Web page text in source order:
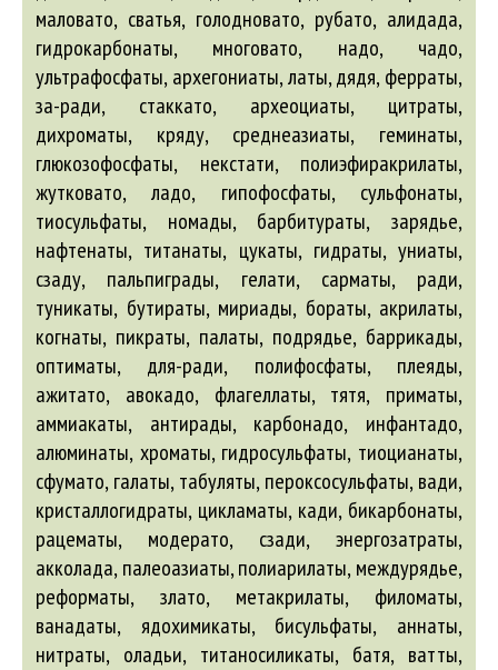
маловато, сватья, голодновато, рубато, алидада,
гидрокарбонаты, многовато, надо, чадо,
ультрафосфаты, архегониаты, латы, дядя, ферраты,
за-ради, стаккато, археоциаты, цитраты,
дихроматы, кряду, среднеазиаты, геминаты,
глюкозофосфаты, некстати, полиэфиракрилаты,
жутковато, ладо, гипофосфаты, сульфонаты,
тиосульфаты, номады, барбитураты, зарядье,
нафтенаты, титанаты, цукаты, гидраты, униаты,
сзаду, пальпиграды, гелати, сарматы, ради,
туникаты, бутираты, мириады, бораты, акрилаты,
когнаты, пикраты, палаты, подрядье, баррикады,
оптиматы, для-ради, полифосфаты, плеяды,
ажитато, авокадо, флагеллаты, тятя, приматы,
аммиакаты, антирады, карбонадо, инфантадо,
алюминаты, хроматы, гидросульфаты, тиоцианаты,
сфумато, галаты, табуляты, пероксосульфаты, вади,
кристаллогидраты, цикламаты, кади, бикарбонаты,
рацематы, модерато, сзади, энергозатраты,
акколада, палеоазиаты, полиарилаты, междурядье,
реформаты, злато, метакрилаты, филоматы,
ванадаты, ядохимикаты, бисульфаты, аннаты,
нитраты, оладьи, титаносиликаты, батя, ватты,